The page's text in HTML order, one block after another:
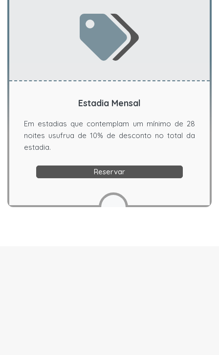
Estadia Mensal
Em estadias que contemplam um mínimo de 28
noites usufrua de 10% de desconto no total da
estadia.
Reservar